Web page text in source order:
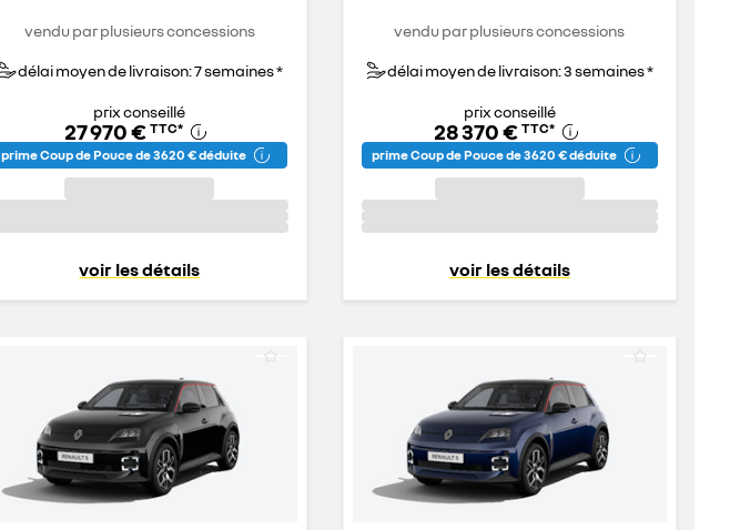
vendu par plusieurs concessions
délai moyen de livraison: 7 semaines *
prix conseillé
27 970 € TTC*
prime Coup de Pouce de 3 620 € déduite
voir les détails
vendu par plusieurs concessions
délai moyen de livraison: 3 semaines *
prix conseillé
28 370 € TTC*
prime Coup de Pouce de 3 620 € déduite
voir les détails